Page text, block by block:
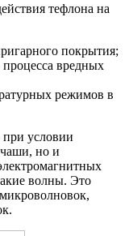
тефлона на
покрытия;
вредных
режимов в
при условии
чаши, но и
волны. Это